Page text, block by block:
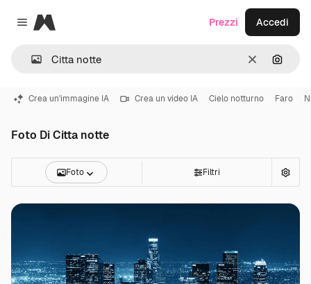
Close menu
Magnific
CancellaCerca
Prezzi Accedi
Crea un'immagine IA Crea un video IA Cielo notturno Faro
Foto Di Citta notte
Foto Filtri